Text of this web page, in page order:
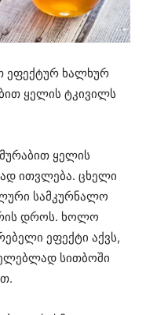
ეფექტურ ხალხურ
ყელის ტკივილს
ყელის
ითვლება. ცხელი
სამკურნალო
დროს. ხოლო
ეფექტი აქვს,
სითბოში